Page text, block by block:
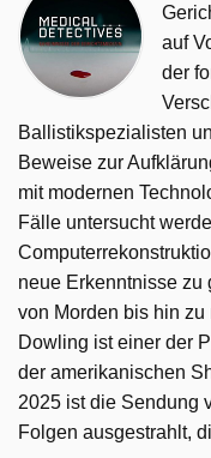
auf
der
Ballistikspezialisten
Beweise zur
mit modernen
Fälle untersucht
neue Erkenntnisse
von Morden bis hin zu
Dowling ist einer der
der amerikanischen
2025 ist die Sendung
Folgen ausgestrahlt,